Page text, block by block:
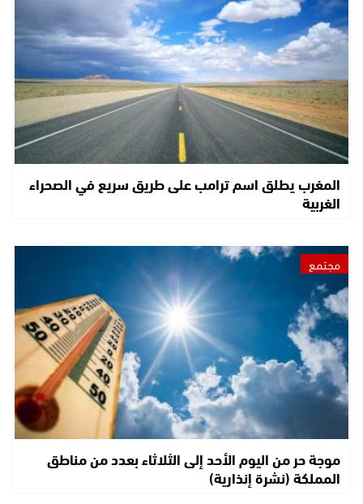
المغرب يطلق اسم ترامب على طريق سريع في الصحراء
الغربية
مجتمع
موجة حر من اليوم الأحد إلى الثلاثاء بعدد من مناطق
المملكة (نشرة إنذارية)